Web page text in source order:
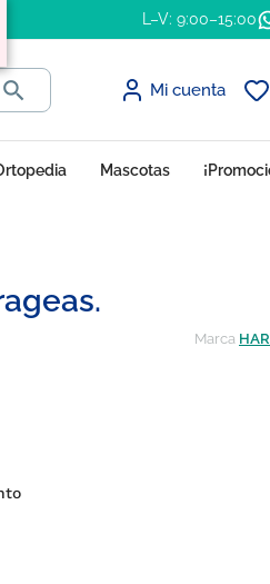
L–V: 9:00–15:00
 Mi cuenta
Mascotas
Marca